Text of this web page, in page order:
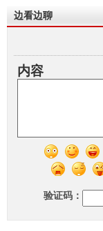
边看边聊
内容
验证码：